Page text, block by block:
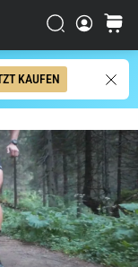
KAUFEN
Suchen